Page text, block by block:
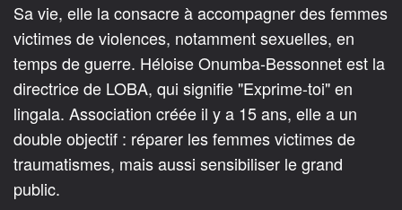
Sa vie, elle la consacre à accompagner des femmes
victimes de violences, notamment sexuelles, en
temps de guerre. Héloise Onumba-Bessonnet est la
directrice de LOBA, qui signifie "Exprime-toi" en
lingala. Association créée il y a 15 ans, elle a un
double objectif : réparer les femmes victimes de
traumatismes, mais aussi sensibiliser le grand
public.